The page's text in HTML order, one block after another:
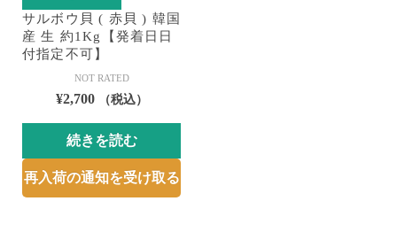
サルボウ貝 ( 赤貝 ) 韓国
産 生 約1Kg【発着日日
付指定不可】
NOT RATED
¥2,700 （税込）
続きを読む
再入荷の通知を受け取る